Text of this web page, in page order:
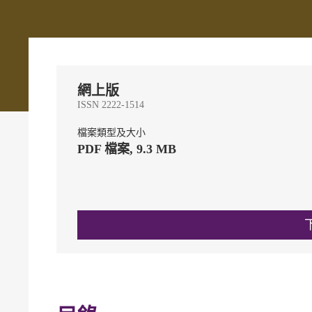
網上版
ISSN 2222-1514
檔案類型及大小
PDF 檔案, 9.3 MB